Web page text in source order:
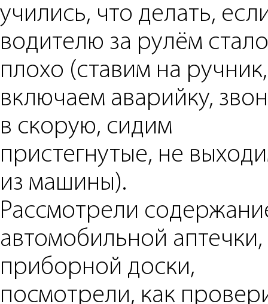
учились, что делать,
водителю за рулём стало
плохо (ставим на ручник,
включаем аварийку,
в скорую, сидим
пристегнутые, не
из машины).
Рассмотрели
автомобильной аптечки,
приборной доски,
посмотрели, как